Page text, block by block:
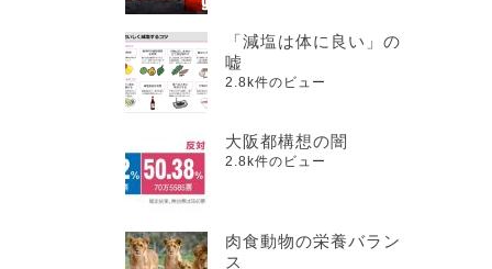
「減塩は体に良い」の
嘘
2.8k件のビュー
大阪都構想の闇
2.8k件のビュー
肉食動物の栄養バラン
ス